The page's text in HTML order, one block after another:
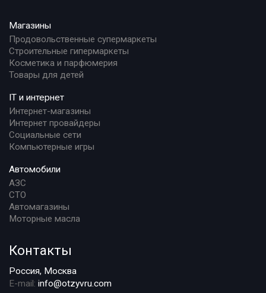
Магазины
Продовольственные супермаркеты
Строительные гипермаркеты
Косметика и парфюмерия
Товары для детей
IT и интернет
Интернет-магазины
Интернет провайдеры
Социальные сети
Компьютерные игры
Автомобили
АЗС
СТО
Автомагазины
Моторные масла
Контакты
Россия, Москва
E-mail: info@otzyvru.com